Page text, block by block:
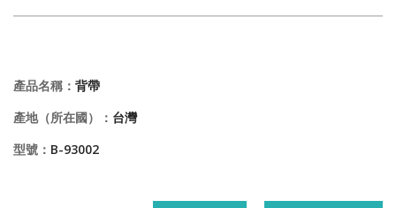
產品名稱： 背帶
產地（所在國）： 台灣
型號： B-93002